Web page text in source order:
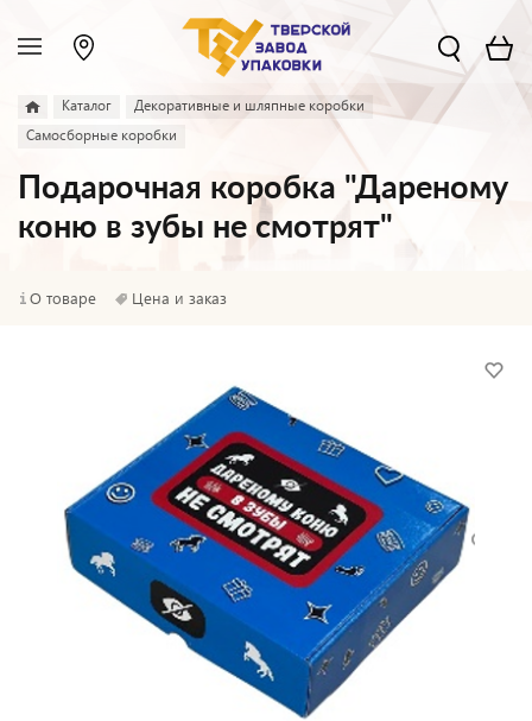
Каталог
Декоративные и шляпные коробки
Самосборные коробки
Подарочная коробка "Дареному
коню в зубы не смотрят"
О товаре Цена и заказ